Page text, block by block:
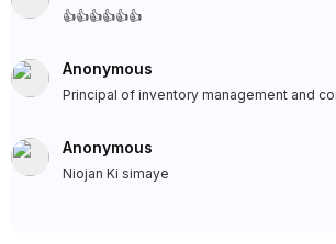
👍👍👍👍👍👍
Anonymous
Principal of inventory management and
Anonymous
Niojan Ki simaye